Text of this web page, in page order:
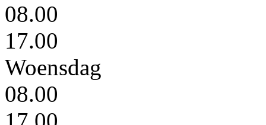
08.00
17.00
Woensdag
08.00